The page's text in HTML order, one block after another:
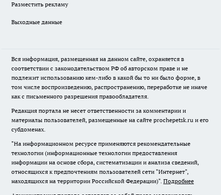
Разместить рекламу
Выходные данные
Вся информация, размещенная на данном сайте, охраняется в
соответствии с законодательством РФ об авторском праве и не
подлежит использованию кем-либо в какой бы то ни было форме, в
том числе воспроизведению, распространению, переработке не иначе
как с письменного разрешения правообладателя.
Редакция портала не несет ответственности за комментарии и
материалы пользователей, размещенные на сайте prochepetsk.ru и его
субдоменах.
"На информационном ресурсе применяются рекомендательные
технологии (информационные технологии предоставления
информации на основе сбора, систематизации и анализа сведений,
относящихся к предпочтениям пользователей сети "Интернет",
находящихся на территории Российской Федерации)". Подробнее